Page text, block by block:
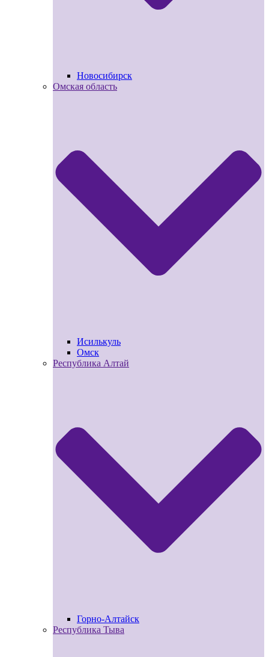
Новосибирск
Омская область
Исилькуль
Омск
Республика Алтай
Горно-Алтайск
Республика Тыва